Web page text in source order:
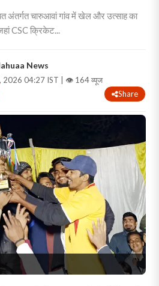
अंतर्गत चारुआवां गांव में खेल और उत्साह का
CSC क्रिकेट...
News
2026 04:27 IST | 👁 164 व्यूज
Share